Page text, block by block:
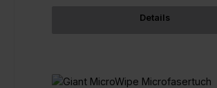
Details